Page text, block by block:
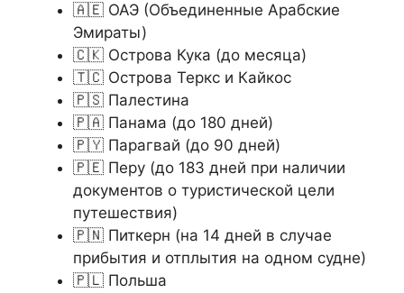
🇦🇪 ОАЭ (Объединенные Арабские
Эмираты)
🇨🇰 Острова Кука (до месяца)
🇹🇨 Острова Теркс и Кайкос
🇵🇸 Палестина
🇵🇦 Панама (до 180 дней)
🇵🇾 Парагвай (до 90 дней)
🇵🇪 Перу (до 183 дней при наличии
документов о туристической цели
путешествия)
🇵🇳 Питкерн (на 14 дней в случае
прибытия и отплытия на одном судне)
🇵🇱 Польша